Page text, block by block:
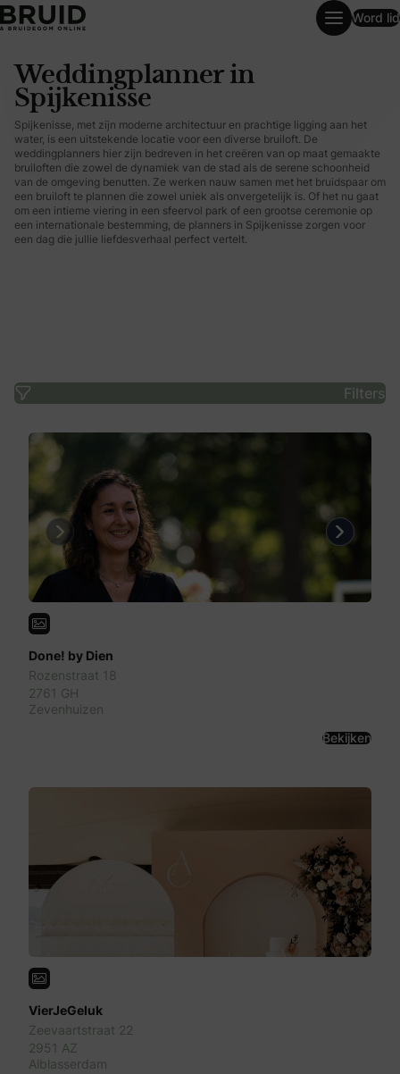
Word lid
Weddingplanner in
Spijkenisse
Spijkenisse, met zijn moderne architectuur en prachtige ligging aan het
water, is een uitstekende locatie voor een diverse bruiloft. De
weddingplanners hier zijn bedreven in het creëren van op maat gemaakte
bruiloften die zowel de dynamiek van de stad als de serene schoonheid
van de omgeving benutten. Ze werken nauw samen met het bruidspaar om
een bruiloft te plannen die zowel uniek als onvergetelijk is. Of het nu gaat
om een intieme viering in een sfeervol park of een grootse ceremonie op
een internationale bestemming, de planners in Spijkenisse zorgen voor
een dag die jullie liefdesverhaal perfect vertelt.
Filters
Previous Next
Done! by Dien
Rozenstraat 18
2761 GH
Zevenhuizen
Bekijken
VierJeGeluk
Zeevaartstraat 22
2951 AZ
Alblasserdam